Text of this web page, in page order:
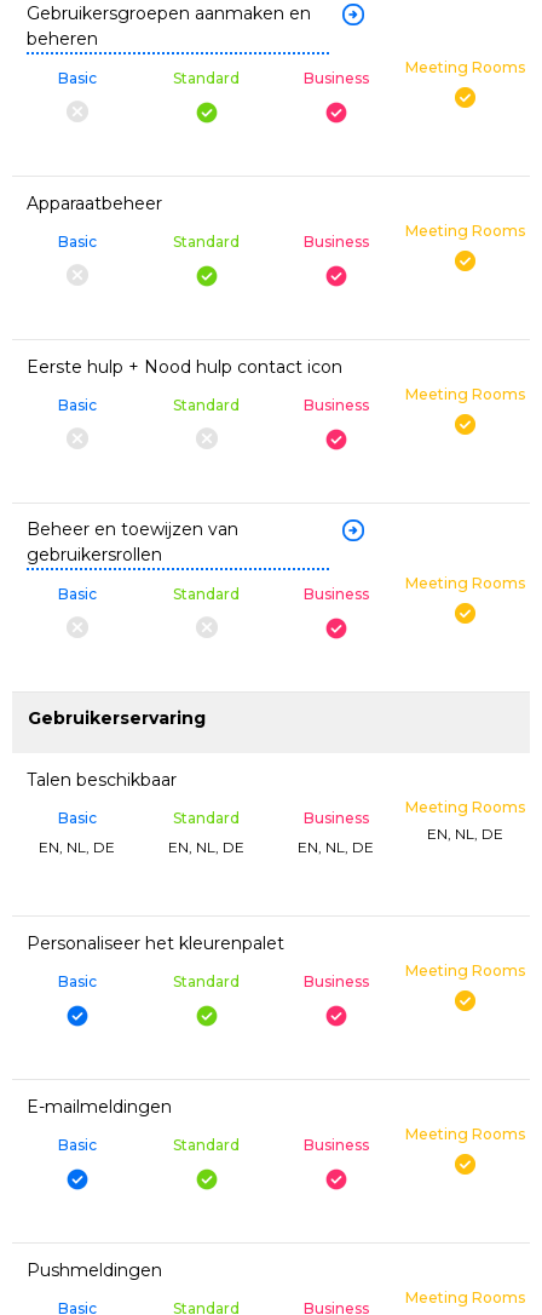
Gebruikersgroepen aanmaken en
beheren
Basic Standard Business
Meeting Rooms
Apparaatbeheer
Basic Standard Business
Meeting Rooms
Eerste hulp + Nood hulp contact icon
Basic Standard Business
Meeting Rooms
Beheer en toewijzen van
gebruikersrollen
Basic Standard Business
Meeting Rooms
Gebruikerservaring
Talen beschikbaar
Basic
EN, NL, DE
Standard
EN, NL, DE
Business
EN, NL, DE
Meeting Rooms
EN, NL, DE
Personaliseer het kleurenpalet
Basic Standard Business
Meeting Rooms
E-mailmeldingen
Basic Standard Business
Meeting Rooms
Pushmeldingen
Basic Standard Business
Meeting Rooms